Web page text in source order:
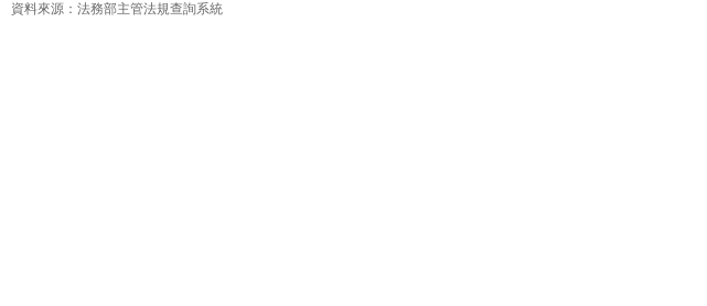
資料來源：法務部主管法規查詢系統